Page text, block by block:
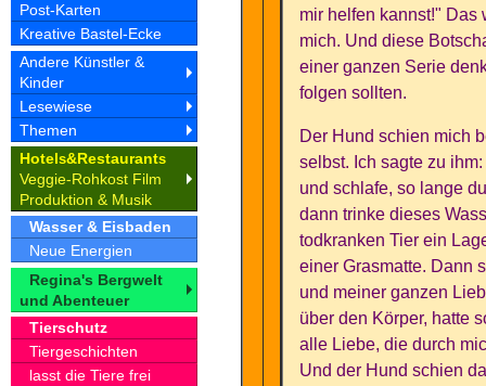
Post-Karten
Kreative Bastel-Ecke
Andere Künstler &
Kinder
Lesewiese
Themen
Hotels&Restaurants
Veggie-Rohkost Film
Produktion & Musik
Wasser & Eisbaden
Neue Energien
Regina's Bergwelt
und Abenteuer
Tierschutz
Tiergeschichten
lasst die Tiere frei
mir helfen kannst!" Das
mich. Und diese
einer ganzen Serie
folgen sollten.
Der Hund schien mich
selbst. Ich sagte zu
und schlafe, so lange
dann trinke dieses
todkranken Tier ein
einer Grasmatte. Dann
und meiner ganzen
über den Körper, hatte
alle Liebe, die durch
Und der Hund schien